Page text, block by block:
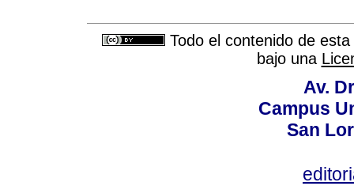
Todo el contenido de
bajo una
Av.
Campus
San